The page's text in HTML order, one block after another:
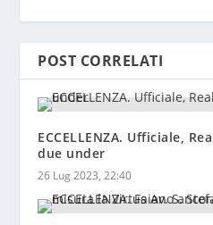
POST CORRELATI
ECCELLENZA. Ufficiale,
due under
26 Lug 2023, 22:40